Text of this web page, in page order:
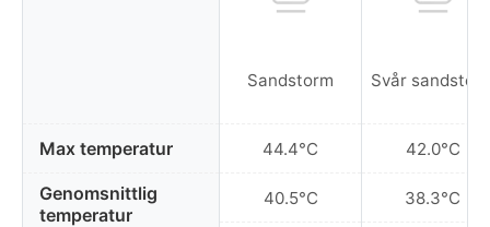
Max temperatur
Genomsnittlig
temperatur
Sandstorm
44.4°C
40.5°C
Svår
42.0°C
38.3°C